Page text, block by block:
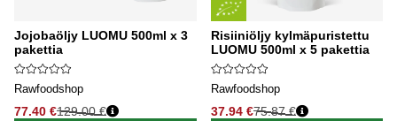
Jojobaöljy LUOMU 500ml x 3
pakettia
Rawfoodshop
77.40 €129.00 €
Risiiniöljy kylmäpuristettu
LUOMU 500ml x 5 pakettia
Rawfoodshop
37.94 €75.87 €